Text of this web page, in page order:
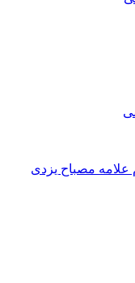
مصباح یزدی